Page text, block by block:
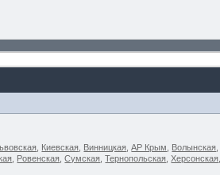
Киевская Винницкая ,АР Крым Волынская
Ровенская ,Сумская ,Тернопольская ,Херсонская